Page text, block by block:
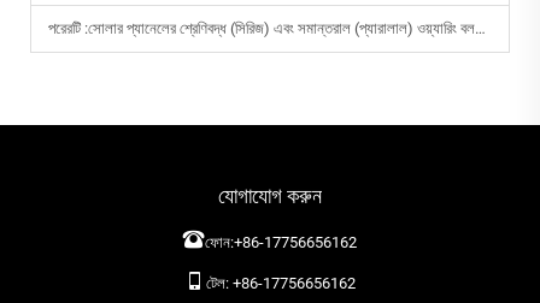
পরেরটি :সোলার প্যানেলের শ্রেণিবদ্ধ (সিরিজ) এবং সমান্তরাল (প্যারালাল) ওয়্যারিং বলতে কী বোঝায়?
যোগাযোগ করুন
ফোন:+86-17756656162
টেল: +86-17756656162